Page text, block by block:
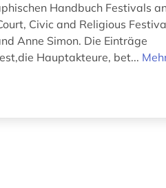
Handbuch Festivals
Civic and Religious
Anne Simon. Die Einträge
Hauptakteure, bet...